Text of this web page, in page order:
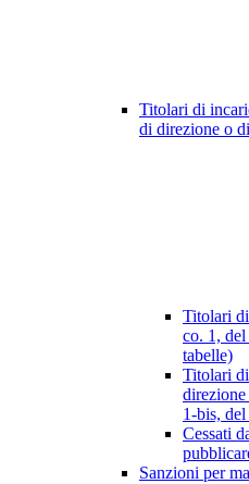
Titolari di
di direzione o
Titolari
co. 1,
tabelle)
Titolari
1-bis,
Cessati
Sanzioni per